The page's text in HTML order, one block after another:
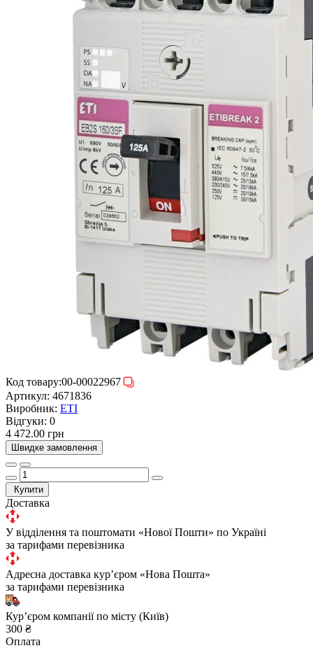
Код товару:00-00022967
Артикул: 4671836
Виробник: ETI
Відгуки: 0
4 472.00 грн
Швидке замовлення
Купити
Доставка
У відділення та поштомати «Нової Пошти» по Україні
за тарифами перевізника
Адресна доставка курʼєром «Нова Пошта»
за тарифами перевізника
Курʼєром компанії по місту (Київ)
300 ₴
Оплата